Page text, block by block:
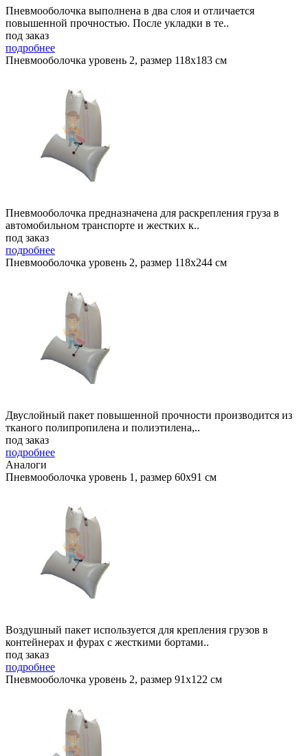
Пневмооболочка выполнена в два слоя и отличается
повышенной прочностью. После укладки в те..
под заказ
подробнее
Пневмооболочка уровень 2, размер 118x183 см
Пневмооболочка предназначена для раскрепления груза в
автомобильном транспорте и жестких к..
под заказ
подробнее
Пневмооболочка уровень 2, размер 118x244 см
Двуслойный пакет повышенной прочности производится из
тканого полипропилена и полиэтилена,..
под заказ
подробнее
Аналоги
Пневмооболочка уровень 1, размер 60x91 см
Воздушный пакет используется для крепления грузов в
контейнерах и фурах с жесткими бортами..
под заказ
подробнее
Пневмооболочка уровень 2, размер 91x122 см